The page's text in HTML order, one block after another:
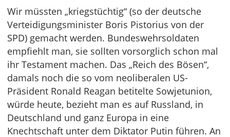
Wir müssten „kriegstüchtig“ (so der deutsche
Verteidigungsminister Boris Pistorius von der
SPD) gemacht werden. Bundeswehrsoldaten
empfiehlt man, sie sollten vorsorglich schon mal
ihr Testament machen. Das „Reich des Bösen“,
damals noch die so vom neoliberalen US-
Präsident Ronald Reagan betitelte Sowjetunion,
würde heute, bezieht man es auf Russland, in
Deutschland und ganz Europa in eine
Knechtschaft unter dem Diktator Putin führen. An